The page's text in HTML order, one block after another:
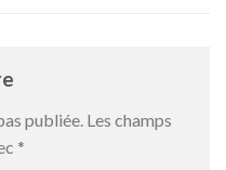
publiée. Les champs
*